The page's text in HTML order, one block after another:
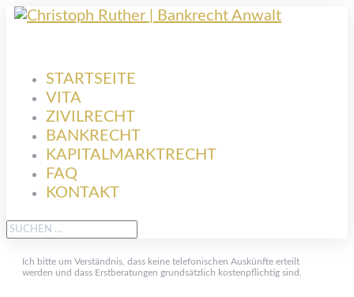
STARTSEITE
VITA
ZIVILRECHT
BANKRECHT
KAPITALMARKTRECHT
FAQ
KONTAKT
Ich bitte um Verständnis, dass keine telefonischen Auskünfte erteilt
werden und dass Erstberatungen grundsätzlich kostenpflichtig sind.